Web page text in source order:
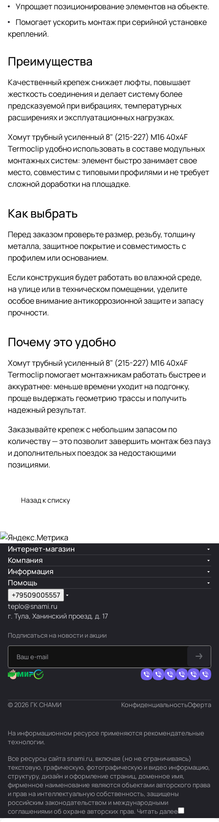
Упрощает позиционирование элементов на объекте.
Помогает ускорить монтаж при серийной установке
креплений.
Преимущества
Качественный крепеж снижает люфты, повышает
жесткость соединения и делает систему более
предсказуемой при вибрациях, температурных
расширениях и эксплуатационных нагрузках.
Хомут трубный усиленный 8" (215-227) M16 40x4F
Termoclip удобно использовать в составе модульных
монтажных систем: элемент быстро занимает свое
место, совместим с типовыми профилями и не требует
сложной доработки на площадке.
Как выбрать
Перед заказом проверьте размер, резьбу, толщину
металла, защитное покрытие и совместимость с
профилем или основанием.
Если конструкция будет работать во влажной среде,
на улице или в техническом помещении, уделите
особое внимание антикоррозионной защите и запасу
прочности.
Почему это удобно
Хомут трубный усиленный 8" (215-227) M16 40x4F
Termoclip помогает монтажникам работать быстрее и
аккуратнее: меньше времени уходит на подгонку,
проще выдержать геометрию трассы и получить
надежный результат.
Заказывайте крепеж с небольшим запасом по
количеству — это позволит завершить монтаж без пауз
и дополнительных поездок за недостающими
позициями.
Назад к списку
Интернет-магазин
Компания
Информация
Помощь
+79509005557
teplo@snami.ru
г. Тула, Ханинский проезд, д. 17
Подписаться на новости и акции
© 2026 ГК СНАМИ КонфиденциальностьОферта
На информационном ресурсе применяются рекомендательные
технологии.
Все ресурсы сайта snami.ru, включая (но не ограничиваясь)
текстовую, графическую, фотографическую и видео информацию,
структуру, дизайн и оформление страниц, доменное имя,
фирменное наименование являются объектами авторского права
и прав на интеллектуальную собственность, защищены
российским законодательством и международными
соглашениями об охране авторских прав. Читать далее